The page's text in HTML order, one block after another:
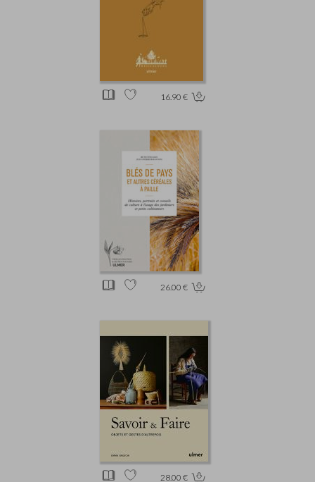
16.90 €
26.00 €
28.00 €